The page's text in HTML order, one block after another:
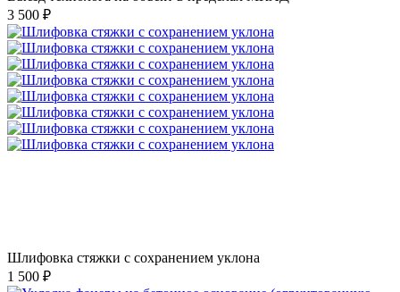
3 500 ₽
Шлифовка стяжки с сохранением уклона
1 500 ₽